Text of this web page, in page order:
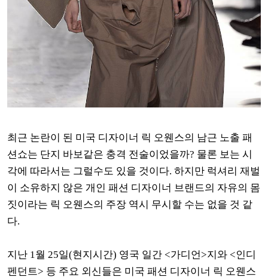
최근 논란이 된 미국 디자이너 릭 오웬스의 남근 노출 패
션쇼는 단지 바보같은 충격 전술이었을까? 물론 보는 시
각에 따라서는 그럴수도 있을 것이다. 하지만 럭셔리 재벌
이 소유하지 않은 개인 패션 디자이너 브랜드의 자유의 몸
짓이라는 릭 오웬스의 주장 역시 무시할 수는 없을 것 같
다.
지난 1월 25일(현지시간) 영국 일간 <가디언>지와 <인디
펜던트> 등 주요 외신들은 미국 패션 디자이너 릭 오웬스